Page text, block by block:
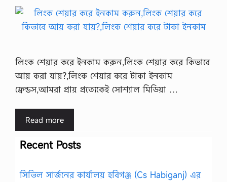
লিংক শেয়ার করে ইনকাম করুন,লিংক শেয়ার করে কিভাবে
আয় করা যায়?,লিংক শেয়ার করে টাকা ইনকাম
ফ্রেন্ডস,আমরা প্রায় প্রত্যেকেই সোশ্যাল মিডিয়া …
Read more
Recent Posts
সিভিল সার্জনের কার্যালয় হবিগঞ্জ (Cs Habiganj) এর